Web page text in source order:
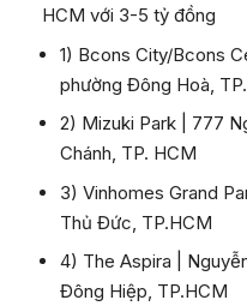
HCM với 3-5 tỷ đồng
1) Bcons City/Bcons
phường Đông Hoà,
2) Mizuki Park | 777
Chánh, TP. HCM
3) Vinhomes Grand
Thủ Đức, TP.HCM
4) The Aspira |
Đông Hiệp, TP.HCM